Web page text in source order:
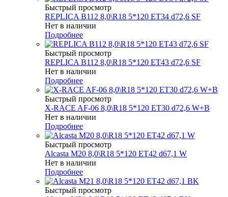
Быстрый просмотр
REPLICA B112 8,0\R18 5*120 ET34 d72,6 SF
Нет в наличии
Подробнее
Быстрый просмотр
REPLICA B112 8,0\R18 5*120 ET43 d72,6 SF
Нет в наличии
Подробнее
Быстрый просмотр
X-RACE AF-06 8,0\R18 5*120 ET30 d72,6 W+B
Нет в наличии
Подробнее
Быстрый просмотр
Alcasta M20 8,0\R18 5*120 ET42 d67,1 W
Нет в наличии
Подробнее
Быстрый просмотр